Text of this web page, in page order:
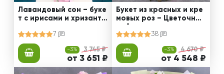
Лавандовый сон – буке
т с ирисами и хризанте
7
-3% 3 745 ₽
от 3 651 ₽
Букет из красных и кре
мовых роз – Цветочный
38
-3% 4 670 ₽
от 4 548 ₽